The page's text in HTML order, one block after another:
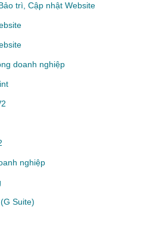
trì, Cập nhật Website
doanh nghiệp
nghiệp
Suite)